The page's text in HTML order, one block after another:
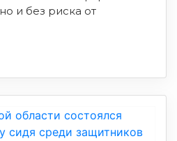
и без риска от